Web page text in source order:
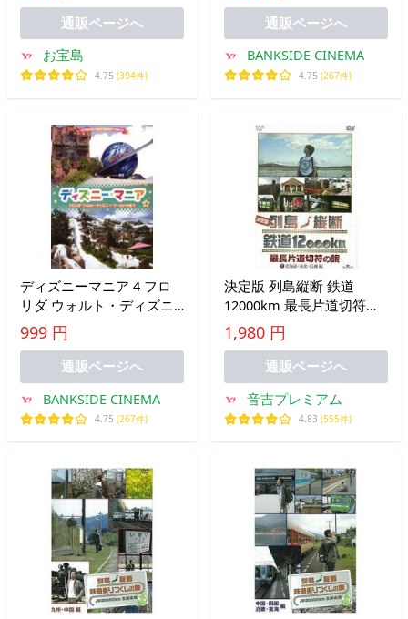
許とりたてでヤバいよ×2
編 レンタル落
通販ページへ
お宝島
4.75 (394件)
通販ページへ
BANKSIDE CINEMA
4.75 (267件)
ディズニーマニア 4 フロ
リダ ウォルト・ディズニ
ー・ワールドの全て レン
タル落ち 中古 DVD
999 円
通販ページへ
BANKSIDE CINEMA
4.75 (267件)
決定版 列島縦断 鉄道
12000km 最長片道切符の
旅 1.北海道・東北・信越
編 中古その他DVD
1,980 円
通販ページへ
音吉プレミアム
4.83 (555件)